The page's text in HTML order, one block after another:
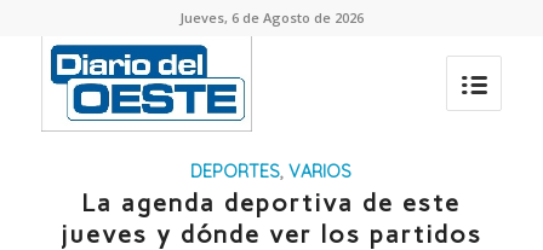
Jueves, 6 de Agosto de 2026
DEPORTES,VARIOS
La agenda deportiva de este
jueves y dónde ver los partidos